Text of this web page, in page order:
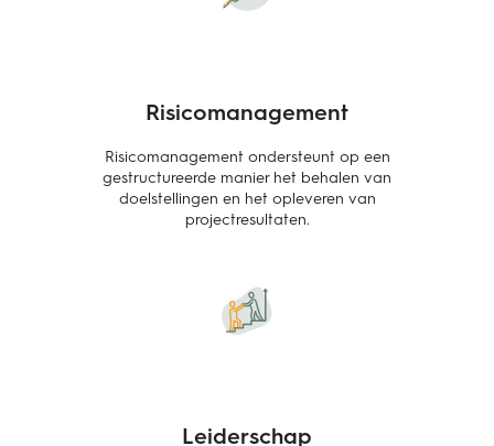
Risicomanagement
Risicomanagement ondersteunt op een
gestructureerde manier het behalen van
doelstellingen en het opleveren van
projectresultaten.
Leiderschap